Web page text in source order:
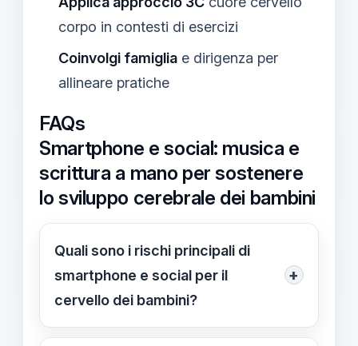
corpo in contesti di esercizi
Coinvolgi famiglia e dirigenza per
allineare pratiche
FAQs
Smartphone e social: musica e
scrittura a mano per sostenere
lo sviluppo cerebrale dei bambini
Quali sono i rischi principali di
smartphone e social per il
cervello dei bambini?
+
L'uso precoce di dispositivi e social